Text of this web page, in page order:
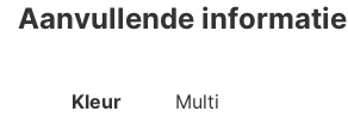
Aanvullende informatie
Kleur Multi